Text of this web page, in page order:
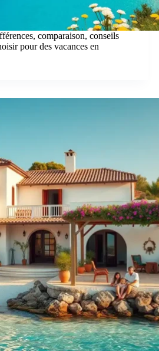
comparaison, conseils
pour des vacances en